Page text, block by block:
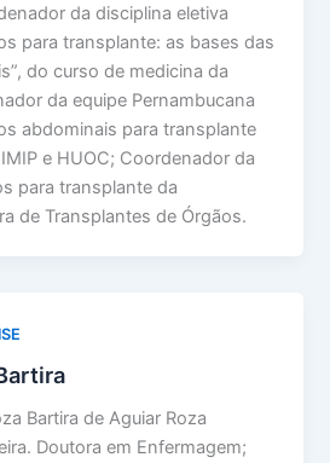
da disciplina eletiva
para transplante: as bases das
do curso de medicina da
da equipe Pernambucana
abdominais para transplante
e HUOC; Coordenador da
para transplante da
de Transplantes de Órgãos.
Bartira de Aguiar Roza
Doutora em Enfermagem;